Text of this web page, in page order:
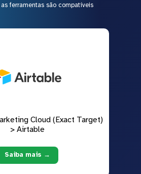
ferramentas são compatíveis
Cloud (Exact Target)
> Airtable
Saiba mais →